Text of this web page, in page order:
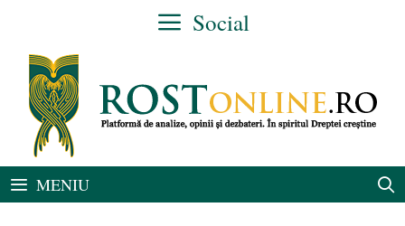
conținut
Social
MENIU